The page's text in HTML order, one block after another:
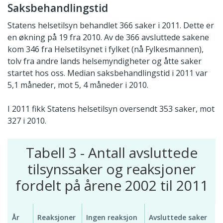
Saksbehandlingstid
Statens helsetilsyn behandlet 366 saker i 2011. Dette er
en økning på 19 fra 2010. Av de 366 avsluttede sakene
kom 346 fra Helsetilsynet i fylket (nå Fylkesmannen),
tolv fra andre lands helsemyndigheter og åtte saker
startet hos oss. Median saksbehandlingstid i 2011 var
5,1 måneder, mot 5, 4 måneder i 2010.
I 2011 fikk Statens helsetilsyn oversendt 353 saker, mot
327 i 2010.
Tabell 3 - Antall avsluttede
tilsynssaker og reaksjoner
fordelt på årene 2002 til 2011
År Reaksjoner Ingen reaksjon Avsluttede saker